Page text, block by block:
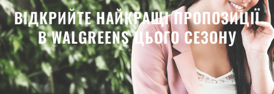
ВІДКРИЙТЕ НАЙКРАЩІ ПРОПОЗИЦІЇ
В WALGREENS ЦЬОГО СЕЗОНУ